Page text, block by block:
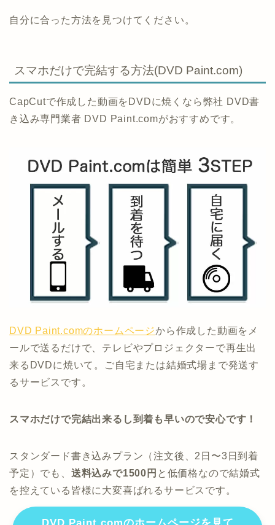
自分に合った方法を見つけてください。
スマホだけで完結する方法(DVD Paint.com)
CapCutで作成した動画をDVDに焼くなら弊社 DVD書
き込み専門業者 DVD Paint.comがおすすめです。
DVD Paint.comのホームページから作成した動画をメ
ールで送るだけで、テレビやプロジェクターで再生出
来るDVDに焼いて。ご自宅または結婚式場まで発送す
るサービスです。
スマホだけで完結出来るし到着も早いので安心です！
スタンダード書き込みプラン（注文後、2日〜3日到着
予定）でも、 送料込みで1500円 と低価格なので結婚式
を控えている皆様に大変喜ばれるサービスです。